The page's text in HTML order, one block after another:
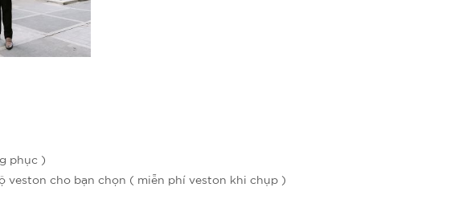
phục )
veston cho bạn chọn ( miễn phí veston khi chụp )